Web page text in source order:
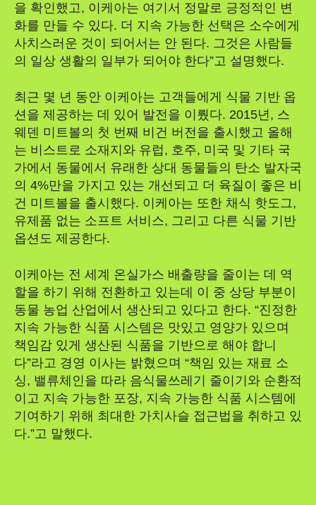
을 확인했고, 이케아는 여기서 정말로 긍정적인 변
화를 만들 수 있다. 더 지속 가능한 선택은 소수에게
사치스러운 것이 되어서는 안 된다. 그것은 사람들
의 일상 생활의 일부가 되어야 한다”고 설명했다.
최근 몇 년 동안 이케아는 고객들에게 식물 기반 옵
션을 제공하는 데 있어 발전을 이뤘다. 2015년, 스
웨덴 미트볼의 첫 번째 비건 버전을 출시했고 올해
는 비스트로 소재지와 유럽, 호주, 미국 및 기타 국
가에서 동물에서 유래한 상대 동물들의 탄소 발자국
의 4%만을 가지고 있는 개선되고 더 육질이 좋은 비
건 미트볼을 출시했다. 이케아는 또한 채식 핫도그,
유제품 없는 소프트 서비스, 그리고 다른 식물 기반
옵션도 제공한다.
이케아는 전 세계 온실가스 배출량을 줄이는 데 역
할을 하기 위해 전환하고 있는데 이 중 상당 부분이
동물 농업 산업에서 생산되고 있다고 한다. “진정한
지속 가능한 식품 시스템은 맛있고 영양가 있으며
책임감 있게 생산된 식품을 기반으로 해야 합니
다”라고 경영 이사는 밝혔으며 “책임 있는 재료 소
싱, 밸류체인을 따라 음식물쓰레기 줄이기와 순환적
이고 지속 가능한 포장, 지속 가능한 식품 시스템에
기여하기 위해 최대한 가치사슬 접근법을 취하고 있
다.”고 말했다.